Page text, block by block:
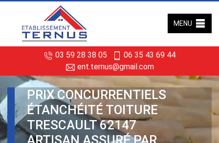
03 59 28 38 05
06 35 43 69 44
ent.ternus@gmail.com
MENU
PRIX CONCURRENTIELS
ÉTANCHÉITÉ TOITURE
TRESCAULT 62147
ARTISAN ASSURÉ PAR